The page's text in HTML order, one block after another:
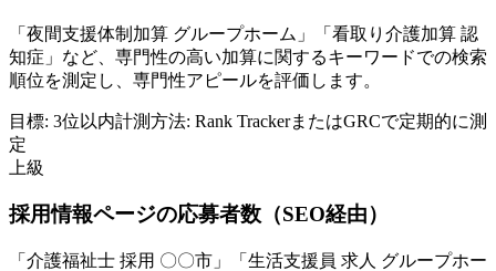
「夜間支援体制加算 グループホーム」「看取り介護加算 認
知症」など、専門性の高い加算に関するキーワードでの検索
順位を測定し、専門性アピールを評価します。
目標: 3位以内計測方法: Rank TrackerまたはGRCで定期的に測
定
上級
採用情報ページの応募者数（SEO経由）
「介護福祉士 採用 〇〇市」「生活支援員 求人 グループホー